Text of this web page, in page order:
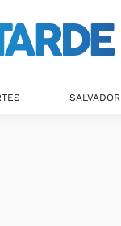
SALVADOR